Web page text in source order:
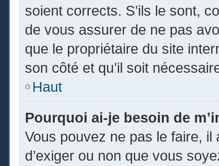
soient corrects. S’ils le sont,
de vous assurer de ne pas
que le propriétaire du site
son côté et qu’il soit
Haut
Pourquoi ai-je besoin de
Vous pouvez ne pas le faire, il
d’exiger ou non que vous